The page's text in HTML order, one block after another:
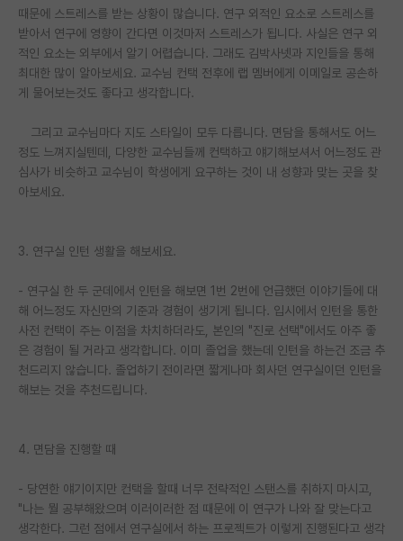
때문에 스트레스를 받는 상황이 많습니다. 연구 외적인 요소로 스트레스를
받아서 연구에 영향이 간다면 이것마저 스트레스가 됩니다. 사실은 연구 외
적인 요소는 외부에서 알기 어렵습니다. 그래도 김박사넷과 지인들을 통해
최대한 많이 알아보세요. 교수님 컨택 전후에 랩 멤버에게 이메일로 공손하
게 물어보는것도 좋다고 생각합니다.
그리고 교수님마다 지도 스타일이 모두 다릅니다. 면담을 통해서도 어느
정도 느껴지실텐데, 다양한 교수님들께 컨택하고 얘기해보셔서 어느정도 관
심사가 비슷하고 교수님이 학생에게 요구하는 것이 내 성향과 맞는 곳을 찾
아보세요.
3. 연구실 인턴 생활을 해보세요.
- 연구실 한 두 군데에서 인턴을 해보면 1번 2번에 언급했던 이야기들에 대
해 어느정도 자신만의 기준과 경험이 생기게 됩니다. 입시에서 인턴을 통한
사전 컨택이 주는 이점을 차치하더라도, 본인의 "진로 선택"에서도 아주 좋
은 경험이 될 거라고 생각합니다. 이미 졸업을 했는데 인턴을 하는건 조금 추
천드리지 않습니다. 졸업하기 전이라면 짧게나마 회사던 연구실이던 인턴을
해보는 것을 추천드립니다.
4. 면담을 진행할 때
- 당연한 얘기이지만 컨택을 할때 너무 전략적인 스탠스를 취하지 마시고,
"나는 뭘 공부해왔으며 이러이러한 점 때문에 이 연구가 나와 잘 맞는다고
생각한다. 그런 점에서 연구실에서 하는 프로젝트가 이렇게 진행된다고 생각